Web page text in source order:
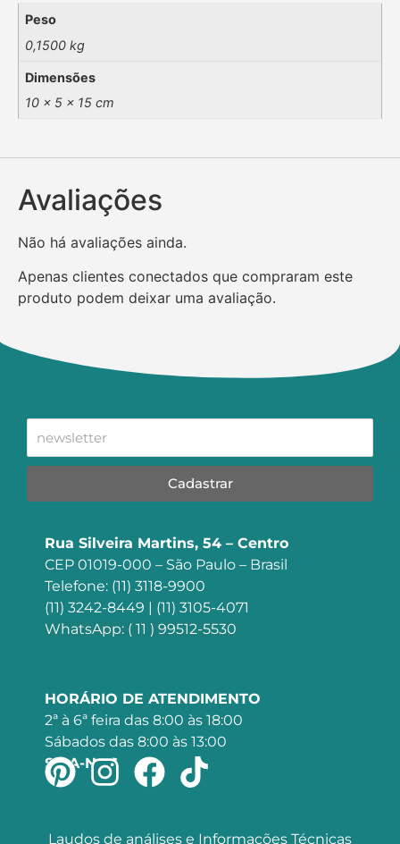
Peso
0,1500 kg
Dimensões
10 × 5 × 15 cm
Avaliações
Não há avaliações ainda.
Apenas clientes conectados que compraram este
produto podem deixar uma avaliação.
Cadastrar
Rua Silveira Martins, 54 – Centro
CEP 01019-000 – São Paulo – Brasil
Telefone: (11) 3118-9900
(11) 3242-8449 | (11) 3105-4071
WhatsApp: ( 11 ) 99512-5530
HORÁRIO DE ATENDIMENTO
2ª à 6ª feira das 8:00 às 18:00
Sábados das 8:00 às 13:00
SIGA-NOS
Laudos de análises e Informações Técnicas